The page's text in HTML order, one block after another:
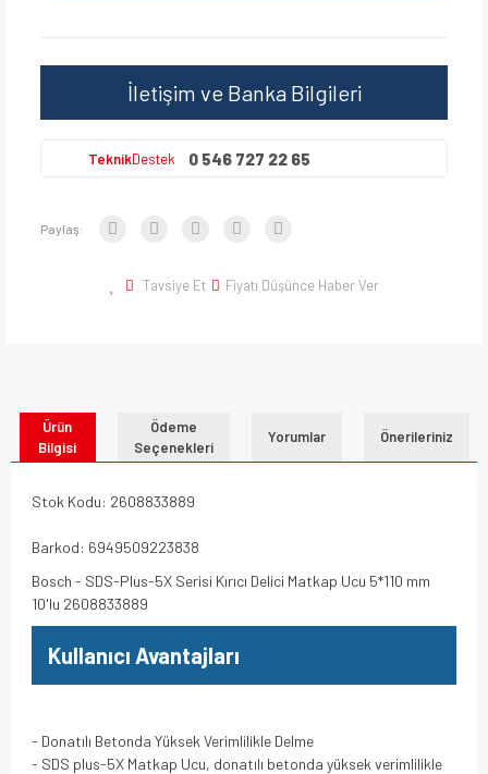
İletişim ve Banka Bilgileri
TeknikDestek 0 546 727 22 65
Paylaş:
Tavsiye Et Fiyatı Düşünce Haber Ver
Ürün
Bilgisi
Ödeme
Seçenekleri
Yorumlar Önerileriniz
Stok Kodu: 2608833889
Barkod: 6949509223838
Bosch - SDS-Plus-5X Serisi Kırıcı Delici Matkap Ucu 5*110 mm
10'lu 2608833889
Kullanıcı Avantajları
- Donatılı Betonda Yüksek Verimlilikle Delme
- SDS plus-5X Matkap Ucu, donatılı betonda yüksek verimlilikle